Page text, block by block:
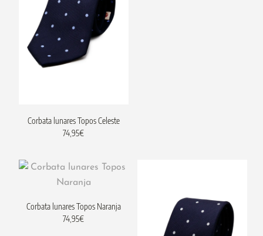
Corbata lunares Topos Celeste
74,95€
Corbata lunares Topos Naranja
74,95€